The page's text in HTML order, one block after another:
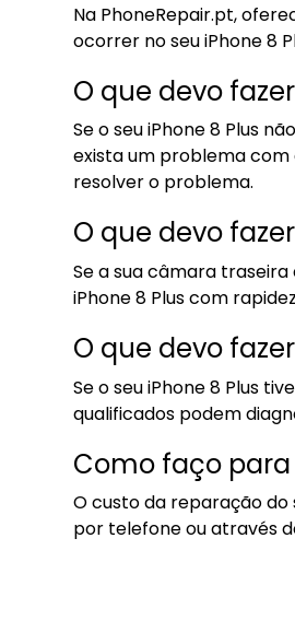
Na PhoneRepair.pt,
ocorrer no seu iPhone 8
O que devo
Se o seu iPhone 8 Plus
exista um problema
resolver o problema.
O que devo
Se a sua câmara
iPhone 8 Plus com
O que devo
Se o seu iPhone 8 Plus
qualificados podem
Como faço para
O custo da reparação
por telefone ou através